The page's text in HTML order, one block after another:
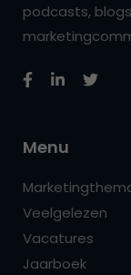
podcasts,
Menu
Veelgelezen
Vacatures
Jaarboek